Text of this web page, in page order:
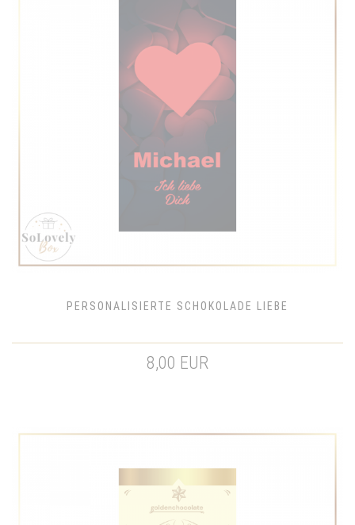
PERSONALISIERTE SCHOKOLADE LIEBE
8,00 EUR